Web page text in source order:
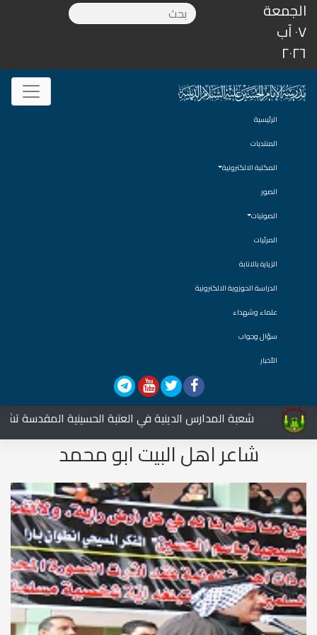
الجمعة
٠٧ آب
٢٠٢٦
الرئيسية
المنتديات
المكتبة الالكترونية
الصور
الصوتيات
المرئيات
الزيارة بالانابة
الدراسة الحوزوية الالكترونية
علماء وشهداء
سؤال وجواب
الأخبار
شعبة المدارس الدينية في العتبة الحسينية المقدسة تشارك
شاعر اهل البيت ابو محمد